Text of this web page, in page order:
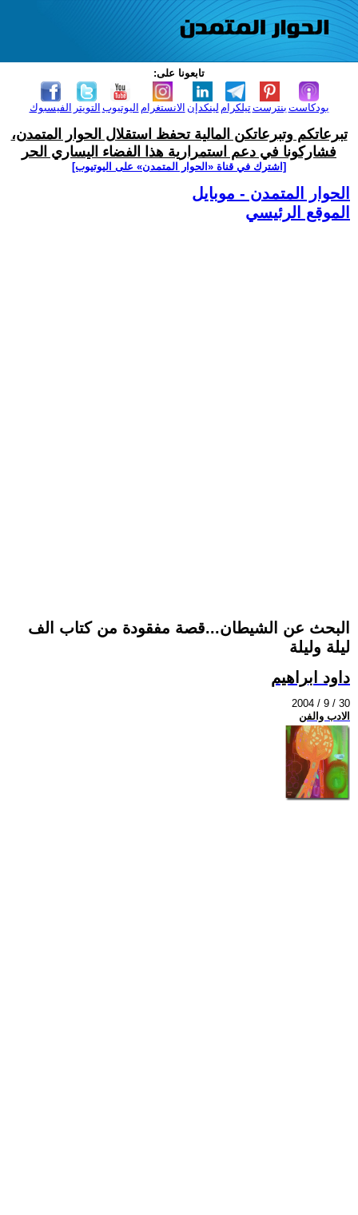
تابعونا على:
الفيسبوك التويتر اليوتيوب الانستغرام لينكدإن تيلكرامبنترست بودكاست
تبرعاتكم وتبرعاتكن المالية تحفظ استقلال الحوار المتمدن،
فشاركونا في دعم استمرارية هذا الفضاء اليساري الحر
[اشترك في قناة ‫«الحوار المتمدن» على اليوتيوب]
الحوار المتمدن - موبايل
الموقع الرئيسي
البحث عن الشيطان...قصة مفقودة من كتاب الف
ليلة وليلة
داود ابراهيم
2004 / 9 / 30
الادب والفن